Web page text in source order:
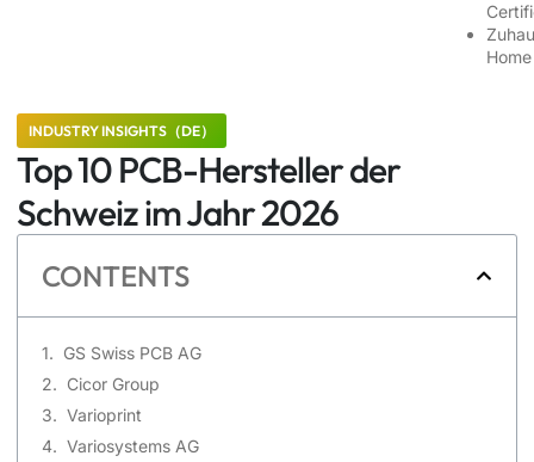
INDUSTRY INSIGHTS（DE）
Top 10 PCB-Hersteller der
Schweiz im Jahr 2026
CONTENTS
GS Swiss PCB AG
Cicor Group
Varioprint
Variosystems AG